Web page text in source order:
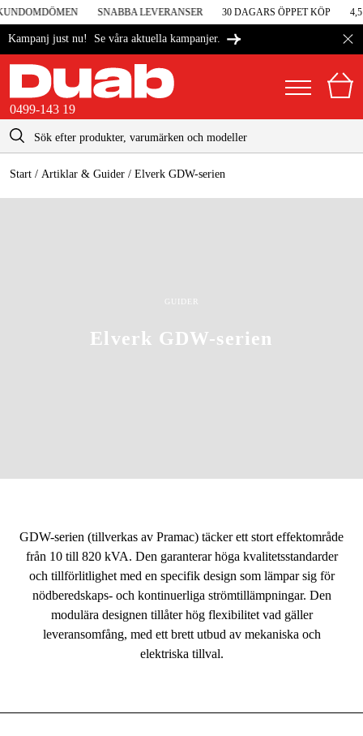
SNABBA LEVERANSER 30 DAGARS ÖPPET KÖP 4,5
Kampanj just nu! Se våra aktuella kampanjer.
0499-143 19
Sverige
Artiklar & Guider
Våra varumärken
Kontakt & Öppettider
kontakt@duab.se
Start / Artiklar & Guider / Elverk GDW-serien
GUIDER
Elverk GDW-serien
GDW-serien (tillverkas av Pramac) täcker ett stort effektområde
från 10 till 820 kVA. Den garanterar höga kvalitetsstandarder
och tillförlitlighet med en specifik design som lämpar sig för
nödberedskaps- och kontinuerliga strömtillämpningar. Den
modulära designen tillåter hög flexibilitet vad gäller
leveransomfång, med ett brett utbud av mekaniska och
elektriska tillval.